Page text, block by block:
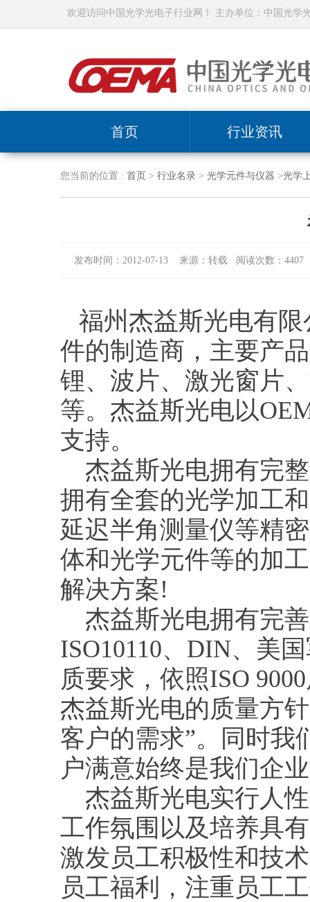
欢迎访问中国光学光电子行业网！ 主办单位：中国光学
首页 行业资讯
您当前的位置 : 首页 > 行业名录> 光学元件与仪器 >光学
发布时间：2012-07-13 来源：转载 阅读次数：4407
福州杰益斯光电有限
件的制造商，主要产
锂、波片、激光窗片
等。杰益斯光电以
支持。
杰益斯光电拥有完
拥有全套的光学加工
延迟半角测量仪等精
体和光学元件等的加
解决方案!
杰益斯光电拥有完
ISO10110、DIN、美
质要求，依照ISO
杰益斯光电的质量方
客户的需求”。同时我
户满意始终是我们企
杰益斯光电实行人
工作氛围以及培养具
激发员工积极性和技
员工福利，注重员工